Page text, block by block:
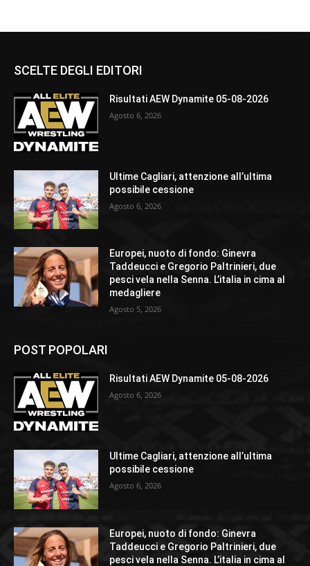
SCELTE DEGLI EDITORI
Risultati AEW Dynamite 05-08-2026
Agosto 6, 2026
Ultime Cagliari, attenzione all’ultima
possibile cessione
Agosto 6, 2026
Europei, nuoto di fondo: Ginevra
Taddeucci e Gregorio Paltrinieri, due
pesci vela nella Senna. L’italia in cima al
medagliere
Agosto 5, 2026
POST POPOLARI
Risultati AEW Dynamite 05-08-2026
Agosto 6, 2026
Ultime Cagliari, attenzione all’ultima
possibile cessione
Agosto 6, 2026
Europei, nuoto di fondo: Ginevra
Taddeucci e Gregorio Paltrinieri, due
pesci vela nella Senna. L’italia in cima al